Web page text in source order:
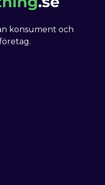
konsument och